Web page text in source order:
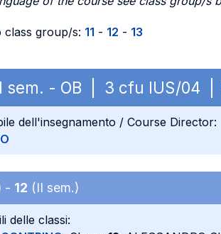
class group/s: 11 - 12 - 13
sem. - OB | 3 cfu IUS/04 |
dell'insegnamento / Course Director:
- 12 (II sem.)
delle classi: